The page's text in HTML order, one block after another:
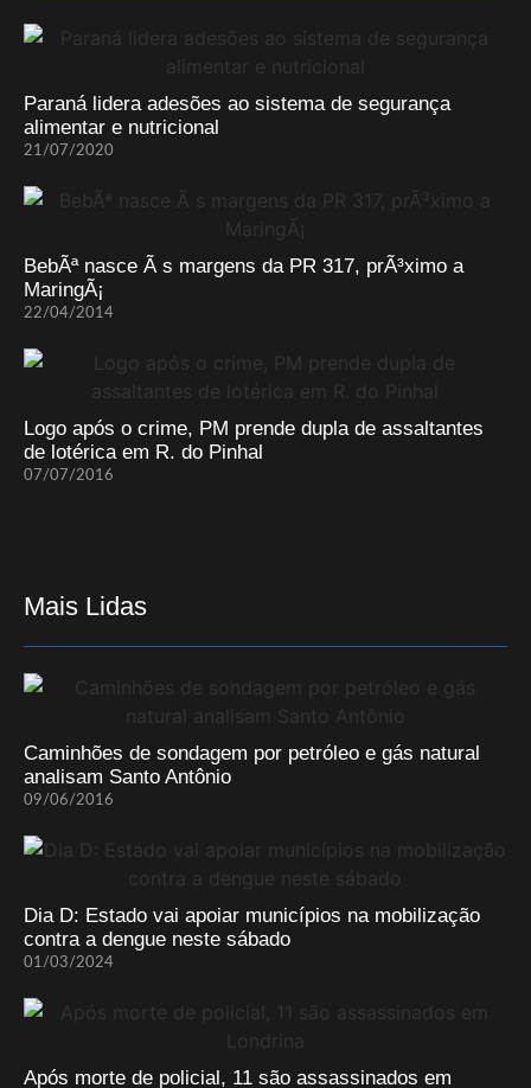
Paraná lidera adesões ao sistema de segurança
alimentar e nutricional
21/07/2020
BebÃª nasce Ã s margens da PR 317, prÃ³ximo a
MaringÃ¡
22/04/2014
Logo após o crime, PM prende dupla de assaltantes
de lotérica em R. do Pinhal
07/07/2016
Mais Lidas
Caminhões de sondagem por petróleo e gás natural
analisam Santo Antônio
09/06/2016
Dia D: Estado vai apoiar municípios na mobilização
contra a dengue neste sábado
01/03/2024
Após morte de policial, 11 são assassinados em